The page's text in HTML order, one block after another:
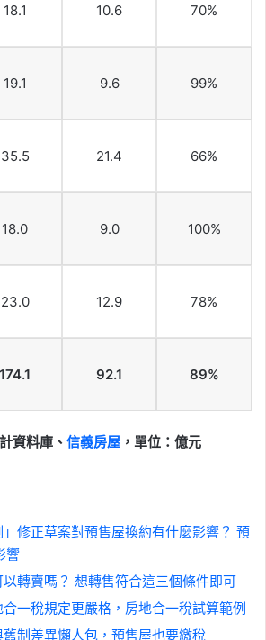
18.1 10.6 70%
19.1 9.6 99%
35.5 21.4 66%
18.0 9.0 100%
23.0 12.9 78%
174.1 92.1 89%
資料庫、 信義房屋 ，單位：億元
」修正草案對預售屋換約有什麼影響？ 預
響
以轉賣嗎？ 想轉售符合這三個條件即可
一稅規定更嚴格，房地合一稅試算範例
制差異懶人包，預售屋也要繳稅